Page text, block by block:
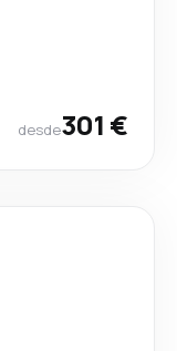
desde301 €